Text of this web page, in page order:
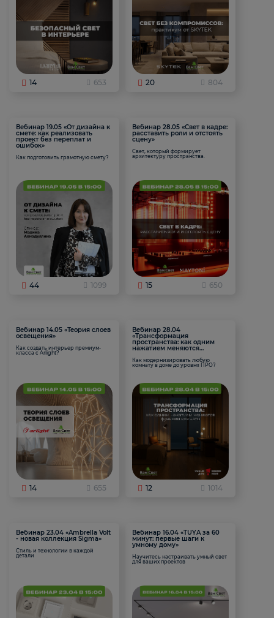
14 653 20 804
Вебинар 19.05 «От дизайна к
смете: как реализовать
проект без переплат и
ошибок»
Как подготовить грамотную смету?
44 1099
Вебинар 28.05 «Свет в кадре:
расставить роли и отстоять
сцену»
Свет, который формирует
архитектуру пространства.
15 650
Вебинар 14.05 «Теория слоев
освещения»
Как создать интерьер премиум-
класса с Arlight?
14 655
Вебинар 28.04
«Трансформация
пространства: как одним
нажатием меняются
Как модернизировать любую
комнату в доме до уровня ПРО?
12 1014
Вебинар 23.04 «Ambrella Volt
- новая коллекция Sigma»
Стиль и технологии в каждой
детали
Вебинар 16.04 «TUYA за 60
минут: первые шаги к
умному дому»
Научитесь настраивать умный свет
для ваших проектов